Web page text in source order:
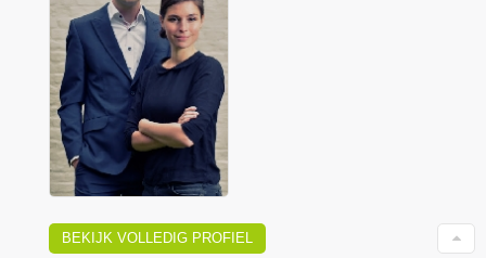
BEKIJK VOLLEDIG PROFIEL